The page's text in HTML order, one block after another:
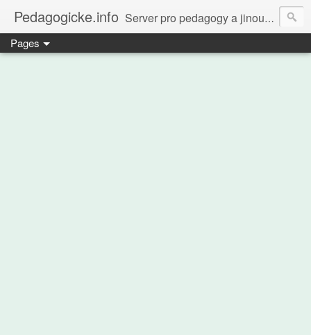
Pedagogicke.info Server pro pedagogy a jinou zvířenu
Pages